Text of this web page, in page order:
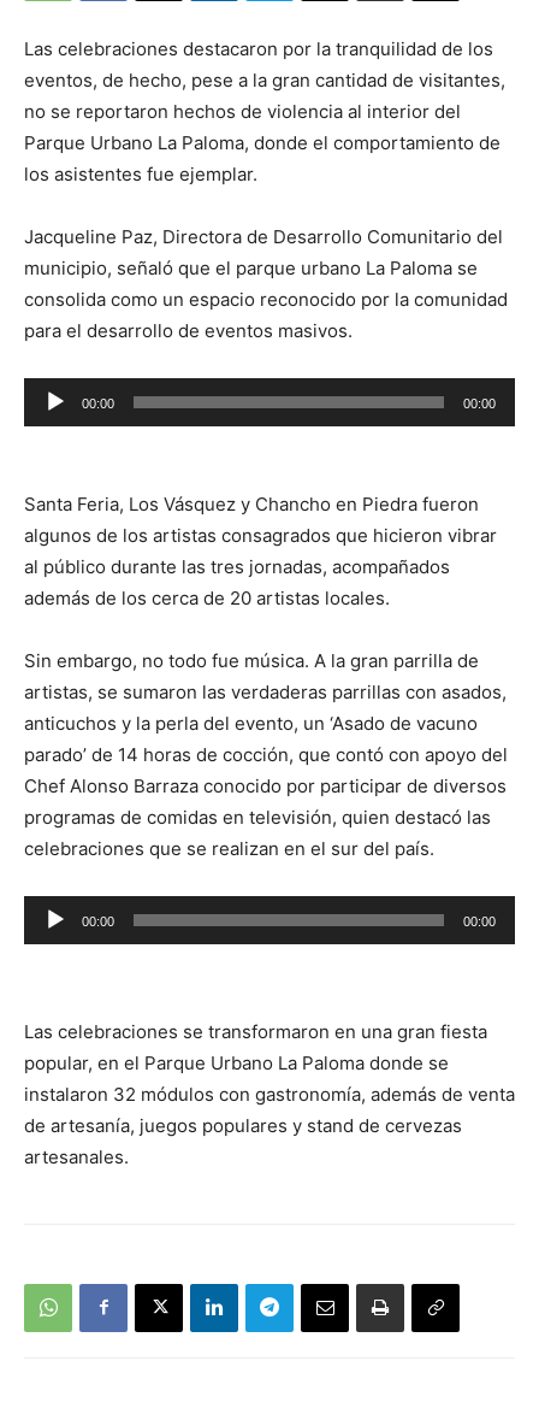
Las celebraciones destacaron por la tranquilidad de los
eventos, de hecho, pese a la gran cantidad de visitantes,
no se reportaron hechos de violencia al interior del
Parque Urbano La Paloma, donde el comportamiento de
los asistentes fue ejemplar.
Jacqueline Paz, Directora de Desarrollo Comunitario del
municipio, señaló que el parque urbano La Paloma se
consolida como un espacio reconocido por la comunidad
para el desarrollo de eventos masivos.
Reproductor
de
00:00 00:00
Santa Feria, Los Vásquez y Chancho en Piedra fueron
algunos de los artistas consagrados que hicieron vibrar
al público durante las tres jornadas, acompañados
además de los cerca de 20 artistas locales.
Sin embargo, no todo fue música. A la gran parrilla de
artistas, se sumaron las verdaderas parrillas con asados,
anticuchos y la perla del evento, un ‘Asado de vacuno
parado’ de 14 horas de cocción, que contó con apoyo del
Chef Alonso Barraza conocido por participar de diversos
programas de comidas en televisión, quien destacó las
celebraciones que se realizan en el sur del país.
Reproductor
de
00:00 00:00
Las celebraciones se transformaron en una gran fiesta
popular, en el Parque Urbano La Paloma donde se
instalaron 32 módulos con gastronomía, además de venta
de artesanía, juegos populares y stand de cervezas
artesanales.